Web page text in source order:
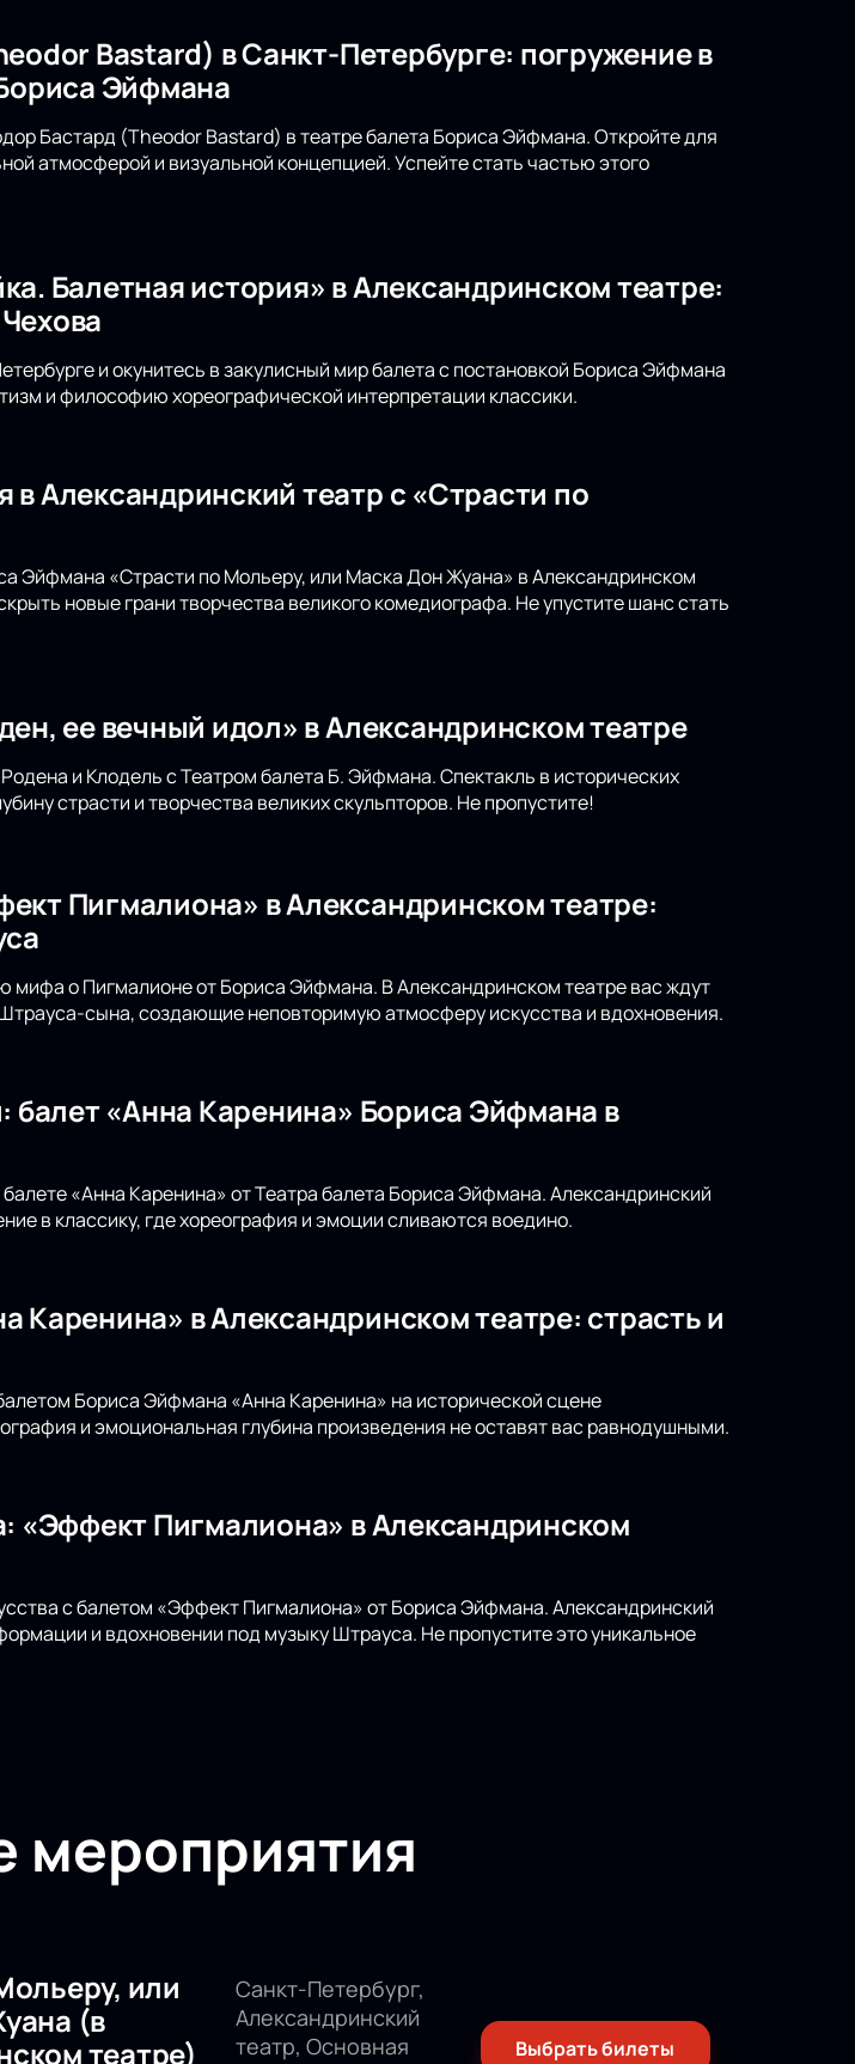
Bastard) в Санкт-Петербурге: погружение в
Эйфмана
Бастард (Theodor Bastard) в театре балета Бориса Эйфмана. Откройте для
атмосферой и визуальной концепцией. Успейте стать частью этого
Балетная история» в Александринском театре:
и окунитесь в закулисный мир балета с постановкой Бориса Эйфмана
и философию хореографической интерпретации классики.
Александринский театр с «Страсти по
Эйфмана «Страсти по Мольеру, или Маска Дон Жуана» в Александринском
новые грани творчества великого комедиографа. Не упустите шанс стать
ее вечный идол» в Александринском театре
и Клодель с Театром балета Б. Эйфмана. Спектакль в исторических
страсти и творчества великих скульпторов. Не пропустите!
Пигмалиона» в Александринском театре:
мифа о Пигмалионе от Бориса Эйфмана. В Александринском театре вас ждут
сына, создающие неповторимую атмосферу искусства и вдохновения.
балет «Анна Каренина» Бориса Эйфмана в
«Анна Каренина» от Театра балета Бориса Эйфмана. Александринский
в классику, где хореография и эмоции сливаются воедино.
Каренина» в Александринском театре: страсть и
Бориса Эйфмана «Анна Каренина» на исторической сцене
и эмоциональная глубина произведения не оставят вас равнодушными.
«Эффект Пигмалиона» в Александринском
с балетом «Эффект Пигмалиона» от Бориса Эйфмана. Александринский
и вдохновении под музыку Штрауса. Не пропустите это уникальное
мероприятия
или
(в
театре)
Санкт-Петербург,
Александринский
театр, Основная
Выбрать билеты